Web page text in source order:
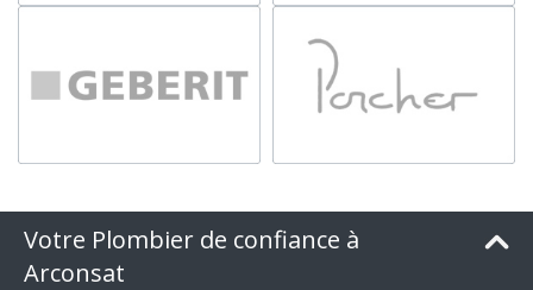
Votre Plombier de confiance à
Arconsat